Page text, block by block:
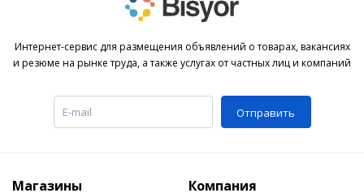
Интернет-сервис для размещения объявлений о товарах, вакансиях
и резюме на рынке труда, а также услугах от частных лиц и компаний
Отправить
Магазины Компания